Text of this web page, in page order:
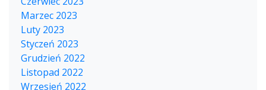
Marzec 2023
Luty 2023
Styczeń 2023
Grudzień 2022
Listopad 2022
Wrzesień 2022